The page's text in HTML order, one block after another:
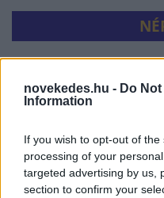
novekedes.hu - Do
Information
If you wish to opt-out of
processing of your
targeted advertising by us,
section to confirm your